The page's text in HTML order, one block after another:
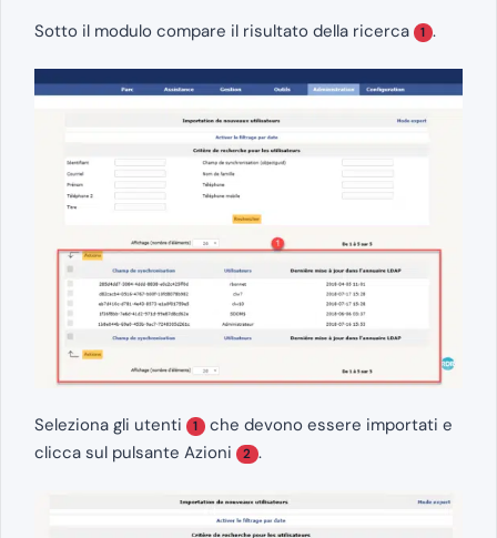
Sotto il modulo compare il risultato della ricerca 1 .
Seleziona gli utenti 1 che devono essere importati e
clicca sul pulsante Azioni
2 .